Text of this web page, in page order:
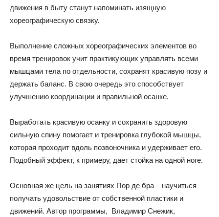
движения в быту станут напоминать изящную
хореографическую связку.
Выполнение сложных хореографических элементов во
время тренировок учит практикующих управлять всеми
мышцами тела по отдельности, сохранят красивую позу и
держать баланс. В свою очередь это способствует
улучшению координации и правильной осанке.
Выработать красивую осанку и сохранить здоровую
сильную спину помогает и тренировка глубокой мышцы,
которая проходит вдоль позвоночника и удерживает его.
Подобный эффект, к примеру, дает стойка на одной ноге.
Основная же цель на занятиях Пор де бра – научиться
получать удовольствие от собственной пластики и
движений. Автор программы, Владимир Снежик,